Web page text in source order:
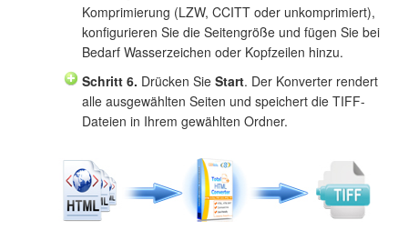
Komprimierung (LZW, CCITT oder unkomprimiert),
konfigurieren Sie die Seitengröße und fügen Sie bei
Bedarf Wasserzeichen oder Kopfzeilen hinzu.
Schritt 6. Drücken Sie Start. Der Konverter rendert
alle ausgewählten Seiten und speichert die TIFF-
Dateien in Ihrem gewählten Ordner.